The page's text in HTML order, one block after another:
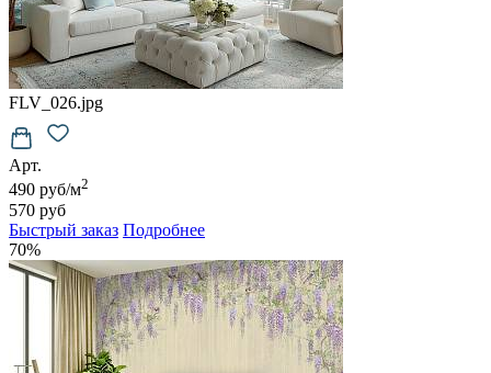
FLV_026.jpg
Арт.
490 руб/м2
570 руб
Быстрый заказ Подробнее
70%